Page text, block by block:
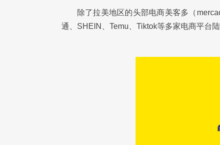
除了拉美地区的头部电商美客多（
通、SHEIN、Temu、Tiktok等多家电商平台